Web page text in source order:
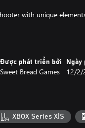
with unique
in a variety of game
Được phát triển bởi
Sweet Bread Games
Ngày
12/2/
XBOX Series X|S